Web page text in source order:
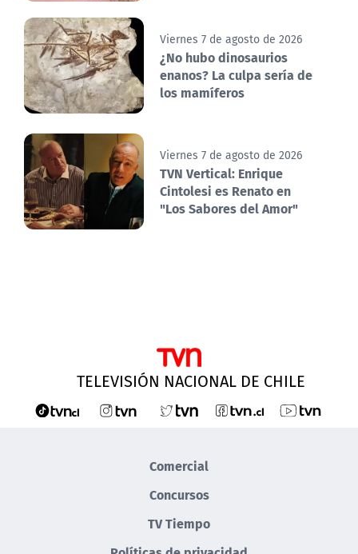
Viernes 7 de agosto de 2026
¿No hubo dinosaurios
enanos? La culpa sería de
los mamíferos
Viernes 7 de agosto de 2026
TVN Vertical: Enrique
Cintolesi es Renato en
"Los Sabores del Amor"
TELEVISIÓN NACIONAL DE CHILE
Comercial
Concursos
TV Tiempo